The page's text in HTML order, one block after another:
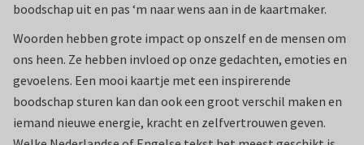
boodschap uit en pas ‘m naar wens aan in de kaartmaker.
Woorden hebben grote impact op onszelf en de mensen om
ons heen. Ze hebben invloed op onze gedachten, emoties en
gevoelens. Een mooi kaartje met een inspirerende
boodschap sturen kan dan ook een groot verschil maken en
iemand nieuwe energie, kracht en zelfvertrouwen geven.